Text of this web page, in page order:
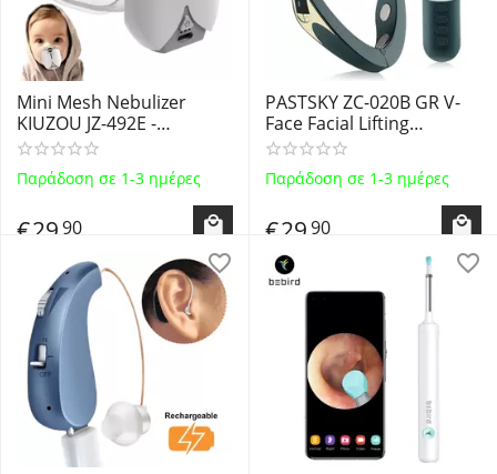
Mini Mesh Nebulizer
KIUZOU JZ-492E -
Φορητός Νεφελοποιητής
Φαρμάκων με 2 Μάσκες
Ενηλίκων και Παιδιών
Παράδοση σε 1-3 ημέρες
€2990
PASTSKY ZC-020B GR V-
Face Facial Lifting
Συσκευή Μασάζ
Ανόρθωσης Προσώπου
με Δόνηση, Θερμότητα
Μικρορευμάτων
Παράδοση σε 1-3 ημέρες
€2990